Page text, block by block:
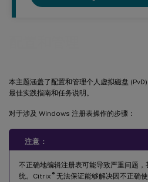
本主题涵盖了配置和管理个人虚拟磁盘
最佳实践指南和任务说明。
对于涉及 Windows 注册表操作的步骤：
注意：
不正确地编辑注册表可能导致严重问题
统。Citrix ®无法保证能够解决因不正确